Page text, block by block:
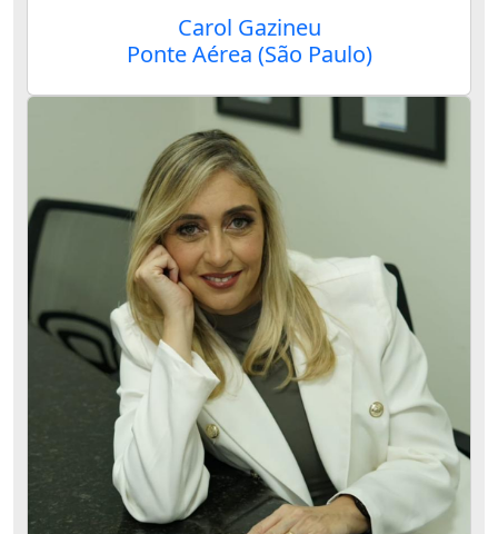
Carol Gazineu
Ponte Aérea (São Paulo)